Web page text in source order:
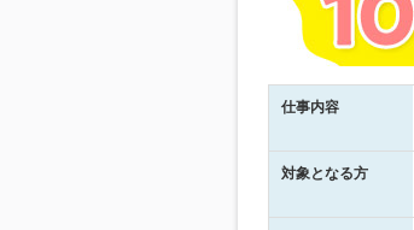
仕事内容
対象となる方